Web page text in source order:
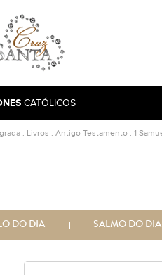
inicial
CATÓLICOS
. Livros . Antigo Testamento . 1
DO DIA SALMO DO DIA